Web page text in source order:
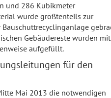
und 286 Kubikmeter
wurde größtenteils zur
Gebäudereste wurden mit
aufgefüllt.
für den
Mai 2013 die notwendigen